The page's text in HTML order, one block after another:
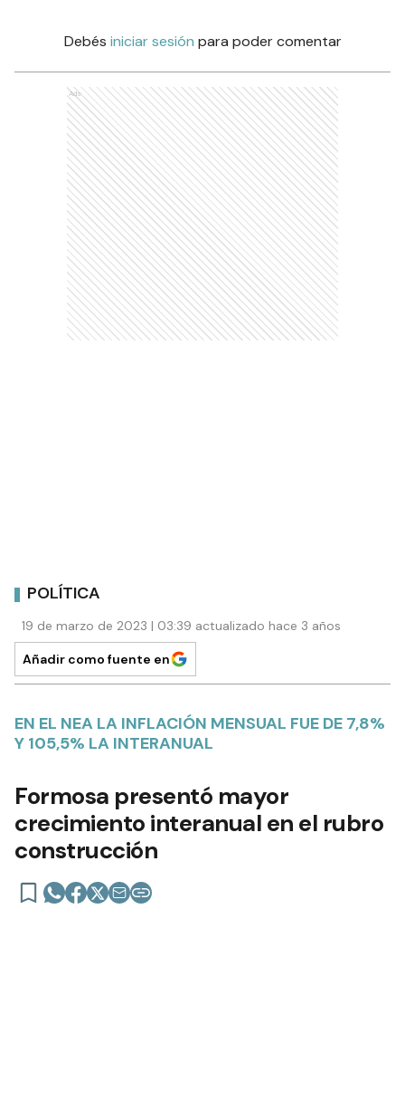
Debés iniciar sesión para poder comentar
Ads
POLÍTICA
19 de marzo de 2023 | 03:39 actualizado hace 3 años
Añadir como fuente en
EN EL NEA LA INFLACIÓN MENSUAL FUE DE 7,8%
Y 105,5% LA INTERANUAL
Formosa presentó mayor
crecimiento interanual en el rubro
construcción